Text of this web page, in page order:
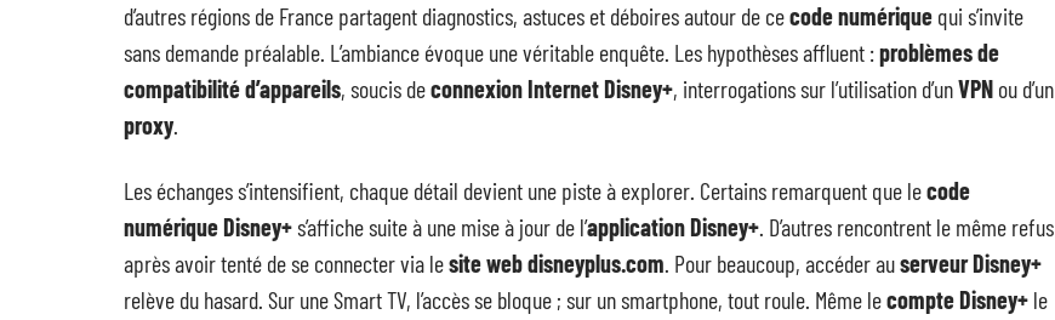
d’autres régions de France partagent diagnostics, astuces et déboires autour de cecode numérique qui s’invite
sans demande préalable. L’ambiance évoque une véritable enquête. Les hypothèses affluent :problèmes de
compatibilité d’appareils, soucis deconnexion Internet Disney+, interrogations sur l’utilisation d’unVPN ou d’un
proxy.
Les échanges s’intensifient, chaque détail devient une piste à explorer. Certains remarquent que lecode
numérique Disney+s’affiche suite à une mise à jour de l’application Disney+. D’autres rencontrent le même refus
après avoir tenté de se connecter via lesite web disneyplus.com. Pour beaucoup, accéder auserveur Disney+
relève du hasard. Sur une Smart TV, l’accès se bloque ; sur un smartphone, tout roule. Même lecompte Disney+ le